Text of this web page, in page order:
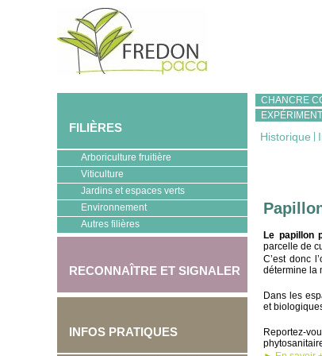
FILIÈRES
Arboriculture fruitière
Viticulture
Jardins et espaces verts
Environnement
Autres filières
RECONNAÎTRE ET SIGNALER
INFOS PRATIQUES
CHANCRE
Historique
Le papillon
parcelle de
C’est donc
détermine la
Dans les
et
Reportez-